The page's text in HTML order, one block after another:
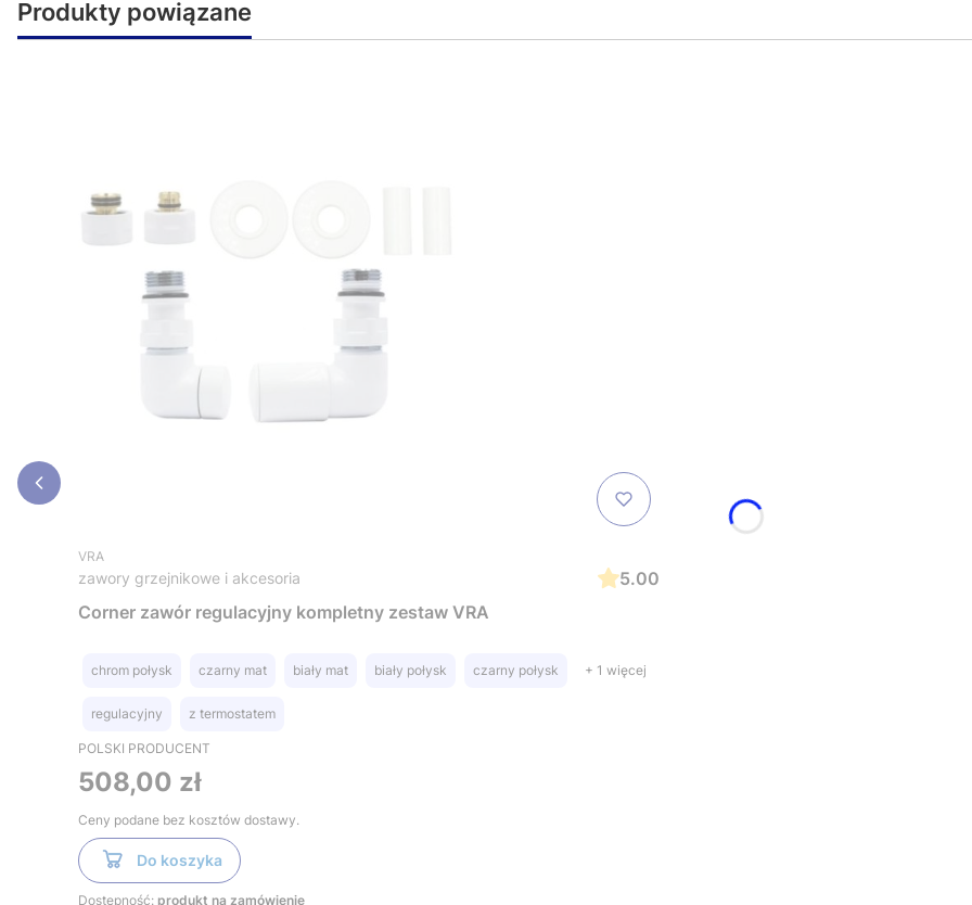
Produkty powiązane
VRA
zawory grzejnikowe i akcesoria
5.00
Corner zawór regulacyjny kompletny zestaw VRA
chrom połysk czarny mat biały mat biały połysk czarny połysk + 1 więcej
regulacyjny z termostatem
POLSKI PRODUCENT
Cena
508,00 zł
Ceny podane bez kosztów dostawy.
Do koszyka
Dostępność: produkt na zamówienie